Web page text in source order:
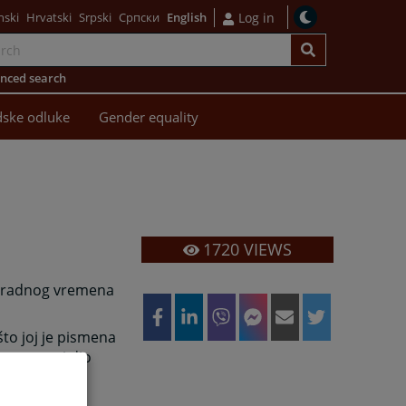
Hrvatski Srpski Српски English Log in
search
odluke Gender equality
vremena
joj je pismena
sastavni dio
strani na
1720 VIEWS